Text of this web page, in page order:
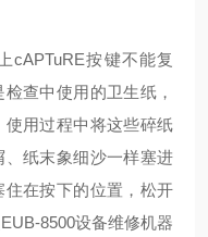
cAPTuRE按键不能复
查中使用的卫生纸，
用过程中将这些碎纸
纸末象细沙一样塞进
在按下的位置，松开
8500设备维修机器